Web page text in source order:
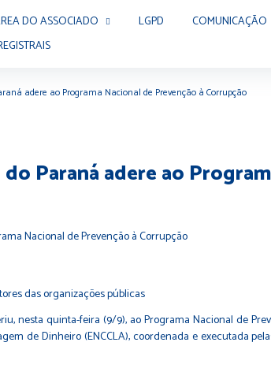
DO ASSOCIADO LGPD COMUNICAÇÃO
adere ao Programa Nacional de Prevenção à Corrupção
Paraná adere ao
das organizações públicas
nesta quinta-feira (9/9), ao Programa Nacional de
de Dinheiro (ENCCLA), coordenada e executada